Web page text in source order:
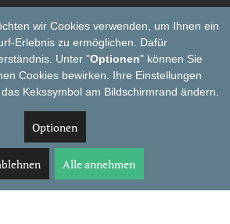
wir Cookies verwenden, um Ihnen ein
Erlebnis zu ermöglichen. Dafür
Unter "Optionen" können Sie
Cookies bewirken. Ihre Einstellungen
Kekssymbol am Bildschirmrand ändern.
Optionen
Alle annehmen